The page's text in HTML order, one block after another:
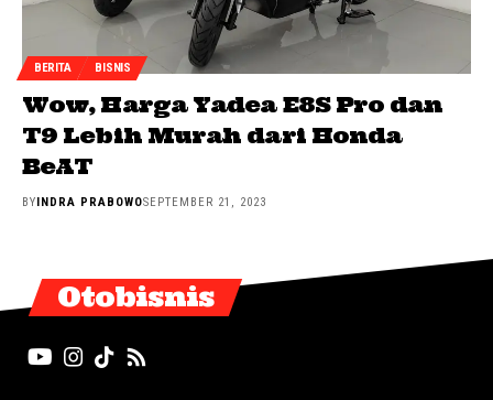
BERITA BISNIS
Wow, Harga Yadea E8S Pro dan
T9 Lebih Murah dari Honda
BeAT
BYINDRA PRABOWOSEPTEMBER 21, 2023
Otobisnis